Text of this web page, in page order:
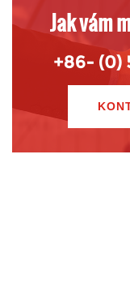
Jak vám
+86- (0)